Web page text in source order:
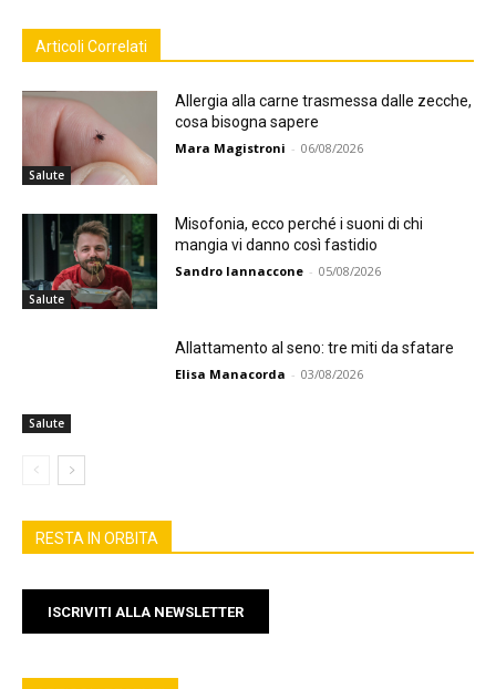
Articoli Correlati
Salute
Allergia alla carne trasmessa dalle zecche,
cosa bisogna sapere
Mara Magistroni - 06/08/2026
Salute
Misofonia, ecco perché i suoni di chi
mangia vi danno così fastidio
Sandro Iannaccone - 05/08/2026
Salute
Allattamento al seno: tre miti da sfatare
Elisa Manacorda - 03/08/2026
RESTA IN ORBITA
ISCRIVITI ALLA NEWSLETTER